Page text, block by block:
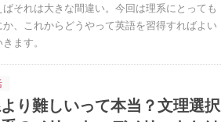
それは大きな間違い。今回は理系にとっても
、これからどうやって英語を習得すればよい
ます。
り難しいって本当？文理選択